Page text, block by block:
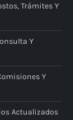
Trámites Y
Y
Y
Actualizados